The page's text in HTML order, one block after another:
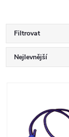
Filtrovat
Ř
Nejlevnější
Abecedně